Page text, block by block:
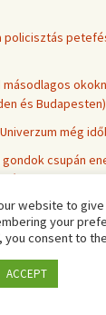
policisztás
és Budapesten)
még
csupán
és megoldás
az
website to
your
you consent to
ACCEPT